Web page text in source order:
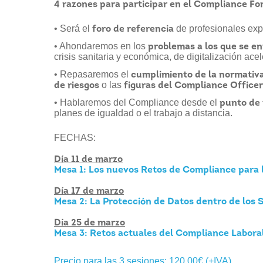
4 razones para participar en el Compliance
• Será el foro de referencia de profesionales
• Ahondaremos en los problemas a los que se
crisis sanitaria y económica, de digitalización
• Repasaremos el cumplimiento de la
de riesgos o las figuras del Compliance
• Hablaremos del Compliance desde el punto de
planes de igualdad o el trabajo a distancia.
FECHAS:
Día 11 de marzo
Mesa 1: Los nuevos Retos de Compliance
Día 17 de marzo
Mesa 2: La Protección de Datos dentro de los
Día 25 de marzo
Mesa 3: Retos actuales del Compliance